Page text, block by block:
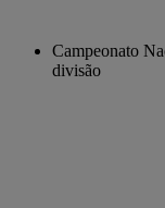
Campeonato
divisão